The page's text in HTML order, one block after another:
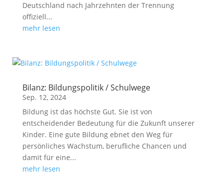
Deutschland nach Jahrzehnten der Trennung
offiziell...
mehr lesen
Bilanz: Bildungspolitik / Schulwege
Sep. 12, 2024
Bildung ist das höchste Gut. Sie ist von
entscheidender Bedeutung für die Zukunft unserer
Kinder. Eine gute Bildung ebnet den Weg für
persönliches Wachstum, berufliche Chancen und
damit für eine...
mehr lesen